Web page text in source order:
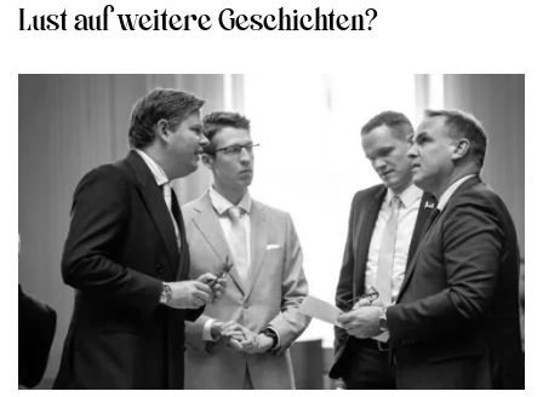
Lust auf weitere Geschichten?